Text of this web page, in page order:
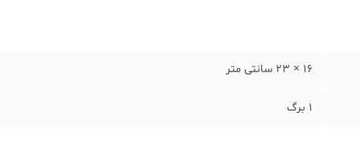
۱۶ × 23 سانتی متر
۱ برگ